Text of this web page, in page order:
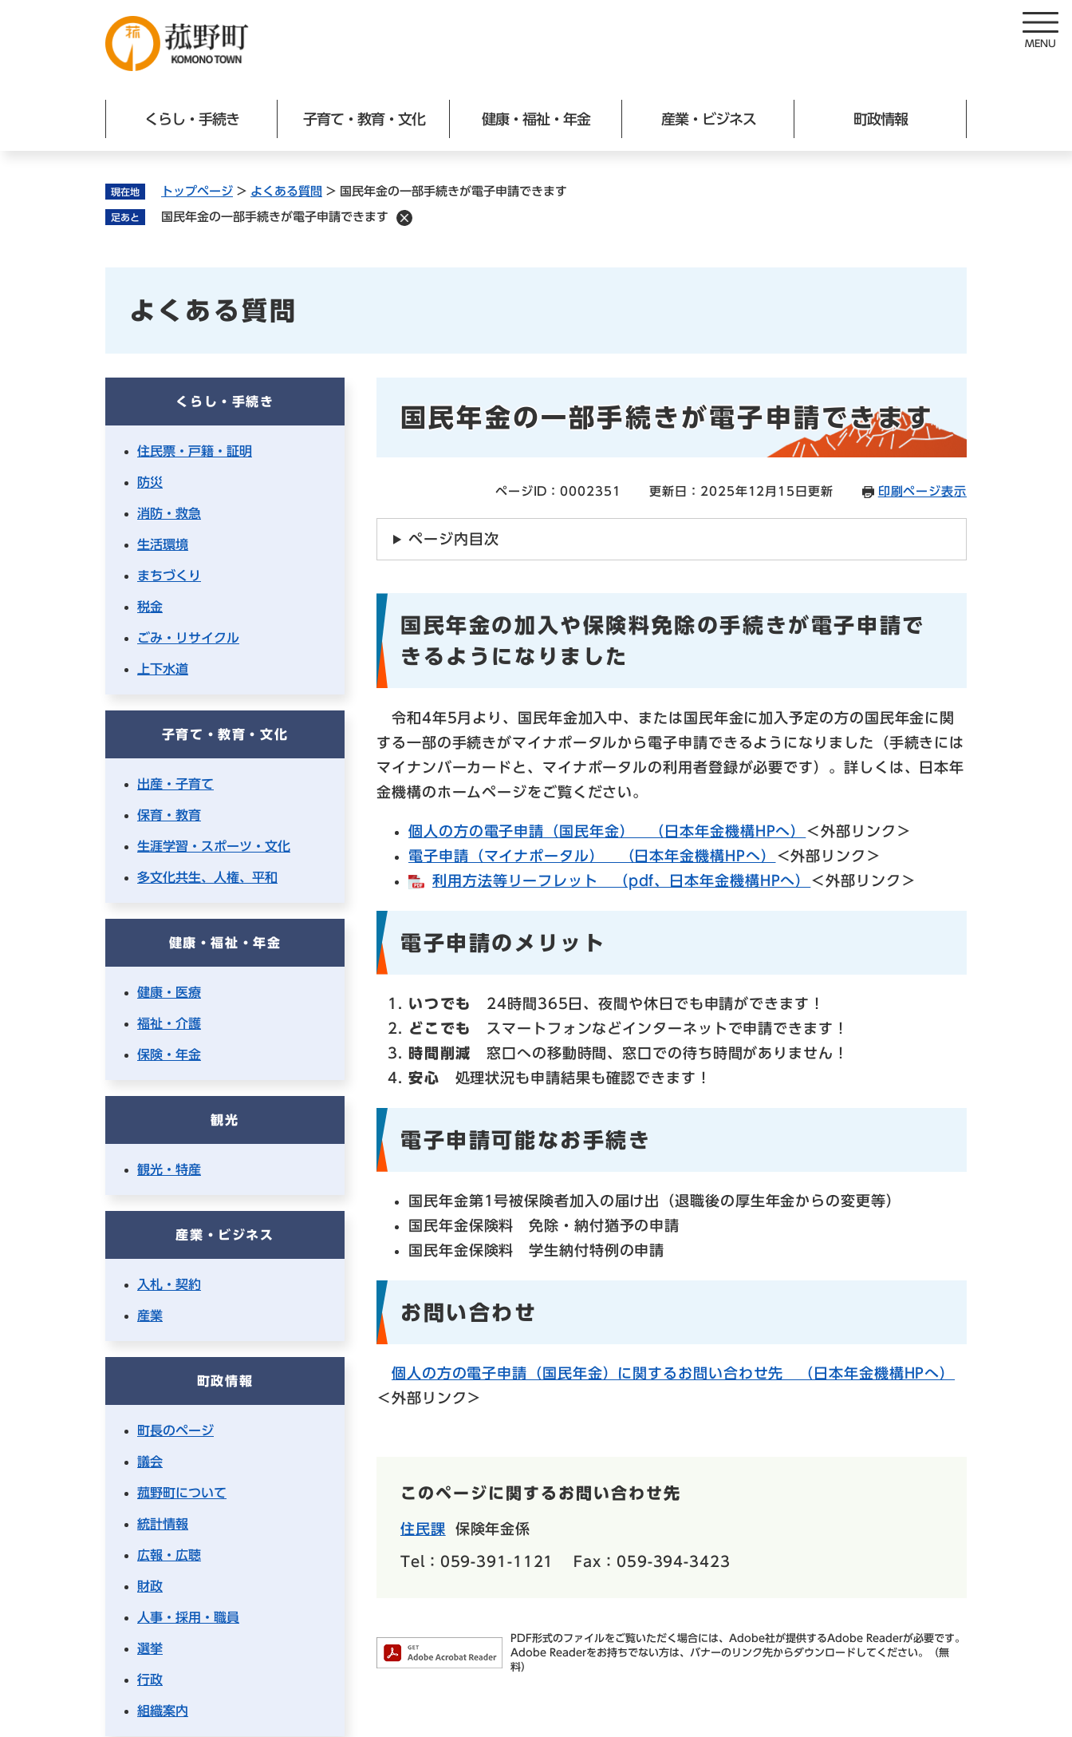
くらし・手続き 子育て・教育・文化 健康・福祉・年金 産業・ビジネス 町政情報
現在地 トップページ > よくある質問 > 国民年金の一部手続きが電子申請できます
足あと 国民年金の一部手続きが電子申請できます
よくある質問
国民年金の一部手続きが電子申請できます
ページID：0002351 更新日：2025年12月15日更新 印刷ページ表示
ページ内目次
国民年金の加入や保険料免除の手続きが電子申請で
きるようになりました
令和4年5月より、国民年金加入中、または国民年金に加入予定の方の国民年金に関
する一部の手続きがマイナポータルから電子申請できるようになりました（手続きには
マイナンバーカードと、マイナポータルの利用者登録が必要です）。詳しくは、日本年
金機構のホームページをご覧ください。
個人の方の電子申請（国民年金） （日本年金機構HPへ） ＜外部リンク＞
電子申請（マイナポータル） （日本年金機構HPへ）
＜外部リンク＞
利用方法等リーフレット （pdf、日本年金機構HPへ） ＜外部リンク＞
電子申請のメリット
いつでも
24時間365日、夜間や休日でも申請ができます！
どこでも
スマートフォンなどインターネットで申請できます！
時間削減
窓口への移動時間、窓口での待ち時間がありません！
安心 処理状況も申請結果も確認できます！
電子申請可能なお手続き
国民年金第1号被保険者加入の届け出（退職後の厚生年金からの変更等）
国民年金保険料 免除・納付猶予の申請
国民年金保険料 学生納付特例の申請
お問い合わせ
個人の方の電子申請（国民年金）に関するお問い合わせ先 （日本年金機構HPへ）
＜外部リンク＞
このページに関するお問い合わせ先
住民課 保険年金係
Tel：059-391-1121 Fax：059-394-3423
PDF形式のファイルをご覧いただく場合には、Adobe社が提供するAdobe Readerが必要です。
Adobe Readerをお持ちでない方は、バナーのリンク先からダウンロードしてください。（無
料）
くらし・手続き
住民票・戸籍・証明
防災
消防・救急
生活環境
まちづくり
税金
ごみ・リサイクル
上下水道
子育て・教育・文化
出産・子育て
保育・教育
生涯学習・スポーツ・文化
多文化共生、人権、平和
健康・福祉・年金
健康・医療
福祉・介護
保険・年金
観光
観光・特産
産業・ビジネス
入札・契約
産業
町政情報
町長のページ
議会
菰野町について
統計情報
広報・広聴
財政
人事・採用・職員
選挙
行政
組織案内